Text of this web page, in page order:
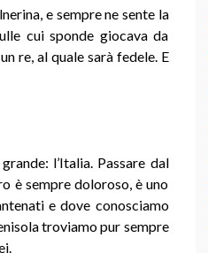
e sempre ne sente la
cui sponde giocava da
re, al quale sarà fedele. E
l’Italia. Passare dal
è sempre doloroso, è uno
e dove conosciamo
troviamo pur sempre